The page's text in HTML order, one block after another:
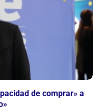
de comprar» a